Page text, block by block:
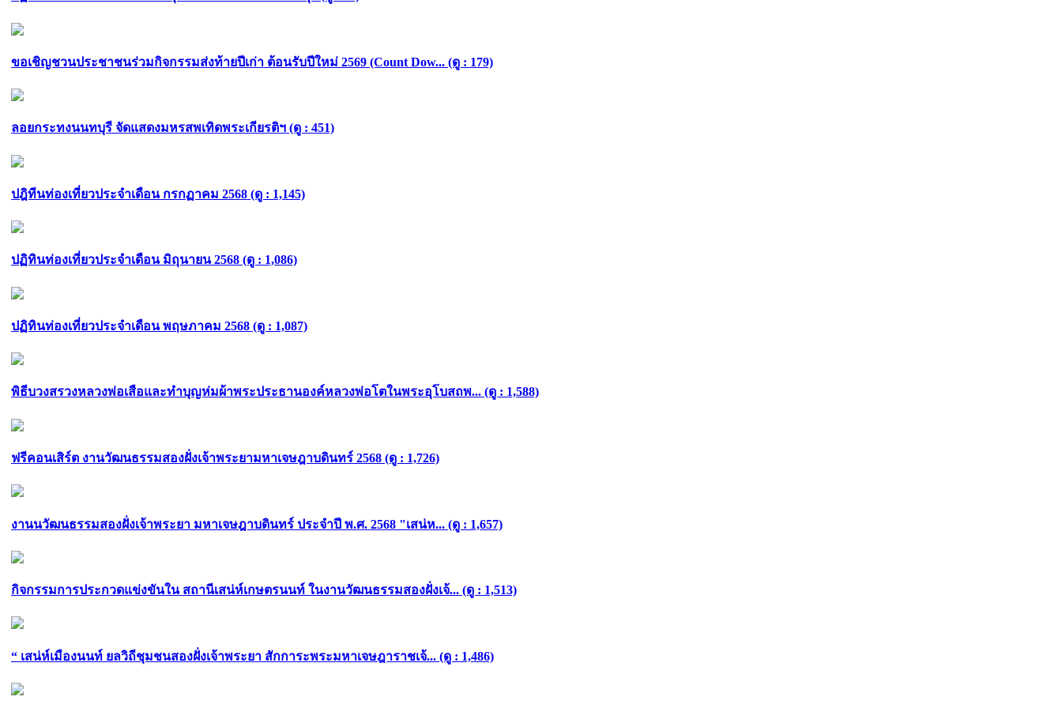
ขอเชิญชวนประชาชนร่วมกิจกรรมส่งท้ายปีเก่า ต้อนรับปีใหม่ 2569 (Count Dow... (ดู : 179)
ลอยกระทงนนทบุรี จัดแสดงมหรสพเทิดพระเกียรติฯ (ดู : 451)
ปฎิทีนท่องเที่ยวประจำเดือน กรกฏาคม 2568 (ดู : 1,145)
ปฏิทินท่องเที่ยวประจำเดือน มิถุนายน 2568 (ดู : 1,086)
ปฏิทินท่องเที่ยวประจำเดือน พฤษภาคม 2568 (ดู : 1,087)
พิธีบวงสรวงหลวงพ่อเสือและทำบุญห่มผ้าพระประธานองค์หลวงพ่อโตในพระอุโบสถพ... (ดู : 1,588)
ฟรีคอนเสิร์ต งานวัฒนธรรมสองฝั่งเจ้าพระยามหาเจษฎาบดินทร์ 2568 (ดู : 1,726)
งานนวัฒนธรรมสองฝั่งเจ้าพระยา มหาเจษฎาบดินทร์ ประจำปี พ.ศ. 2568 "เสน่ห... (ดู : 1,657)
กิจกรรมการประกวดแข่งขันใน สถานีเสน่ห์เกษตรนนท์ ในงานวัฒนธรรมสองฝั่งเจ้... (ดู : 1,513)
“ เสน่ห์เมืองนนท์ ยลวิถีชุมชนสองฝั่งเจ้าพระยา สักการะพระมหาเจษฎาราชเจ้... (ดู : 1,486)